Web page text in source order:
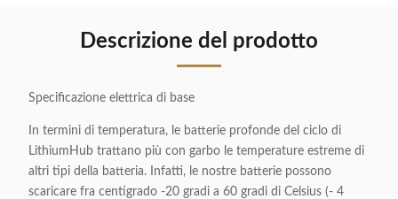
Descrizione del prodotto
Specificazione elettrica di base
In termini di temperatura, le batterie profonde del ciclo di
LithiumHub trattano più con garbo le temperature estreme di
altri tipi della batteria. Infatti, le nostre batterie possono
scaricare fra centigrado -20 gradi a 60 gradi di Celsius (- 4